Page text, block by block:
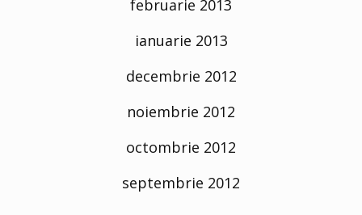
februarie 2013
ianuarie 2013
decembrie 2012
noiembrie 2012
octombrie 2012
septembrie 2012